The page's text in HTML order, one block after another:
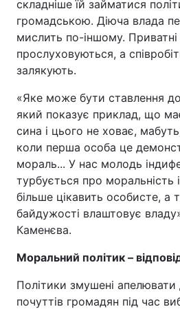
складніше їй займатися
громадською. Діюча влада
мислить по-іншому. Приватні
прослуховуються, а
залякують.
«Яке може бути ставлення до
який показує приклад, що
сина і цього не ховає,
коли перша особа це
мораль... У нас молодь
турбується про моральність
більше цікавить особисте, а
байдужості влаштовує
Каменєва.
Моральний політик –
Політики змушені
почуттів громадян під час